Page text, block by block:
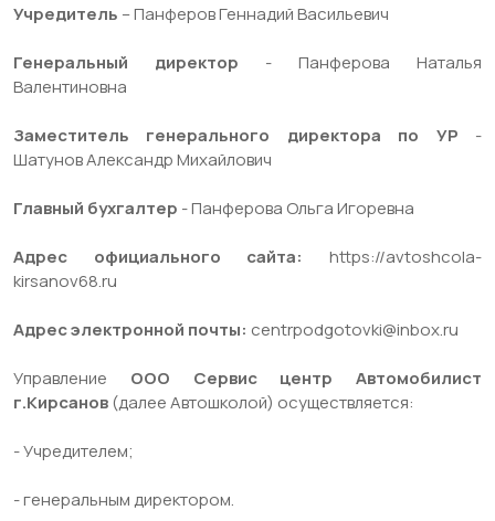
Учредитель – Панферов Геннадий Васильевич
Генеральный директор - Панферова Наталья
Валентиновна
Заместитель генерального директора по УР -
Шатунов Александр Михайлович
Главный бухгалтер - Панферова Ольга Игоревна
Адрес официального сайта:
https://avtoshcola-
kirsanov68.ru
Адрес электронной почты: centrpodgotovki@inbox.ru
Управление ООО Сервис центр Автомобилист
г.Кирсанов(далее Автошколой) осуществляется:
- Учредителем;
- генеральным директором.